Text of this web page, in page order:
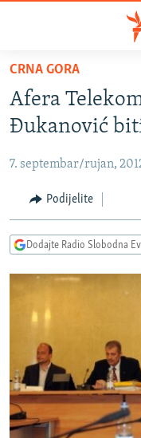
Pređite
glavni
sadržaj
na
navigaciju
Pređite
na
VIJESTI
BOSNA I
KOSOVO
CRNA GORA
VIDEO
INFOGRAFIKE
PODCASTI
RAT U UKRAJINI
KINA NA BALKANU
RSE PRIČE IZ SVIJETA
ISPRIČAJ MI
DNEVNO@RSE
SPECIJALI RSE
CRNA GORA
Afera
Đukanović
7. septembar/rujan,
Podijelite
Dodajte Radio Slobodna